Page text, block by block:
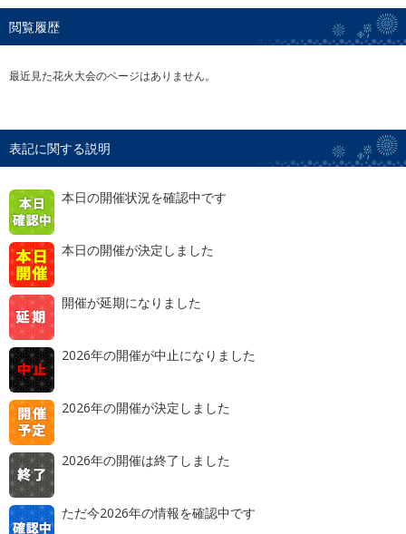
閲覧履歴
最近見た花火大会のページはありません。
表記に関する説明
本日の開催状況を確認中です
本日の開催が決定しました
開催が延期になりました
2026年の開催が中止になりました
2026年の開催が決定しました
2026年の開催は終了しました
ただ今2026年の情報を確認中です